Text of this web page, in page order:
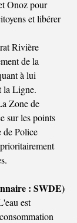
Onoz pour
et libérer
Rivière
de la
à lui
la Ligne.
Zone de
sur les points
de Police
: SWDE)
est